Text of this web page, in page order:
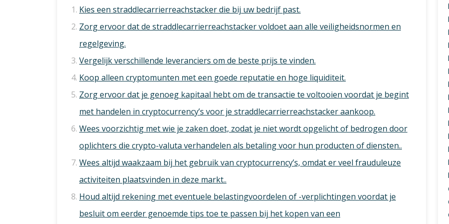
Kies een straddlecarrierreachstacker die bij uw bedrijf past.
Zorg ervoor dat de straddlecarrierreachstacker voldoet aan alle veiligheidsnormen en
regelgeving.
Vergelijk verschillende leveranciers om de beste prijs te vinden.
Koop alleen cryptomunten met een goede reputatie en hoge liquiditeit.
Zorg ervoor dat je genoeg kapitaal hebt om de transactie te voltooien voordat je begint
met handelen in cryptocurrency’s voor je straddlecarrierreachstacker aankoop.
Wees voorzichtig met wie je zaken doet, zodat je niet wordt opgelicht of bedrogen door
oplichters die crypto-valuta verhandelen als betaling voor hun producten of diensten..
Wees altijd waakzaam bij het gebruik van cryptocurrency’s, omdat er veel frauduleuze
activiteiten plaatsvinden in deze markt..
Houd altijd rekening met eventuele belastingvoordelen of -verplichtingen voordat je
besluit om eerder genoemde tips toe te passen bij het kopen van een